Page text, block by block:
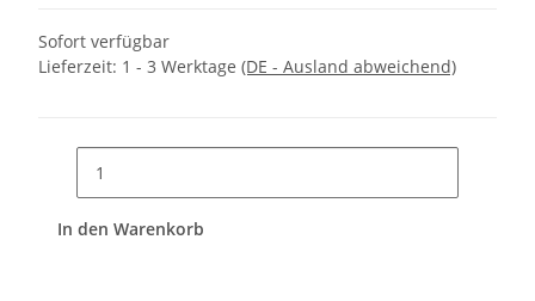
Sofort verfügbar
Lieferzeit: 1 - 3 Werktage (DE - Ausland abweichend)
In den Warenkorb